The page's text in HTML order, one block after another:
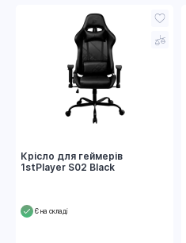
Крісло для геймерів
1stPlayer S02 Black
Є на складі